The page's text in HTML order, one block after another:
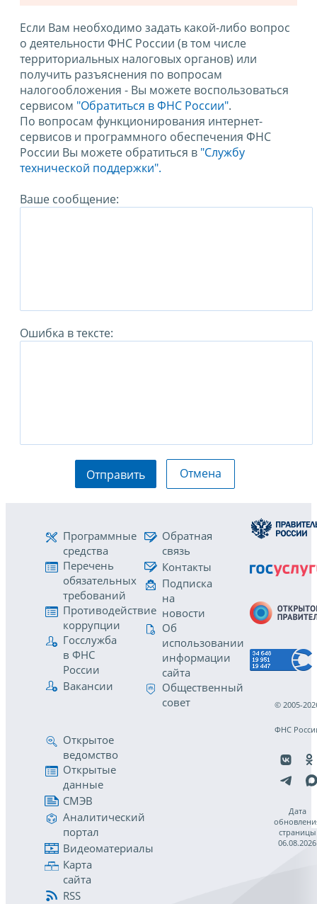
Если Вам необходимо задать какой-либо вопрос
о деятельности ФНС России (в том числе
территориальных налоговых органов) или
получить разъяснения по вопросам
налогообложения - Вы можете воспользоваться
сервисом "Обратиться в ФНС России".
По вопросам функционирования интернет-
сервисов и программного обеспечения ФНС
России Вы можете обратиться в "Службу
технической поддержки".
Ваше сообщение:
Ошибка в тексте:
Отправить Отмена
Программные
средства
Перечень
обязательных
требований
Противодействие
коррупции
Госслужба
в ФНС
России
Вакансии
Обратная
связь
Контакты
Подписка
на
новости
Об
использовании
информации
сайта
Общественный
совет
Открытое
ведомство
Открытые
данные
СМЭВ
Аналитический
портал
Видеоматериалы
Карта
сайта
RSS
© 2005-
ФНС
Дата
страницы
06.08.2026